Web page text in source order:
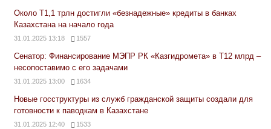
Около Т1,1 трлн достигли «безнадежные» кредиты в банках
Казахстана на начало года
31.01.2025 13:18 1557
Сенатор: Финансирование МЭПР РК «Казгидромета» в Т12 млрд –
несопоставимо с его задачами
31.01.2025 13:00 1634
Новые госструктуры из служб гражданской защиты создали для
готовности к паводкам в Казахстане
31.01.2025 12:40 1533